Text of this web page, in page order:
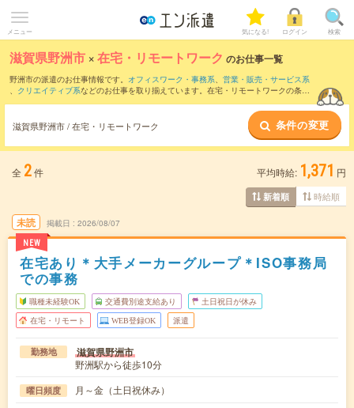
メニュー 気になる! ログイン 検索
滋賀県野洲市 ×在宅・リモートワーク のお仕事一覧
野洲市の派遣のお仕事情報です。 オフィスワーク・事務系、 営業・販売・サービス系
、 クリエイティブ系などのお仕事を取り揃えています。在宅・リモートワークの条件
滋賀県野洲市 / 在宅・リモートワーク 条件の変更
全 2件 平均時給: 1,371 円
新着順 時給順
未読
NEW
掲載日 2026/08/07
在宅あり＊大手メーカーグループ＊ISO事務局
での事務
職種未経験OK 交通費別途支給あり 土日祝日が休み
在宅・リモート WEB登録OK 派遣
勤務地 滋賀県野洲市
野洲駅から徒歩10分
曜日頻度 月～金（土日祝休み）